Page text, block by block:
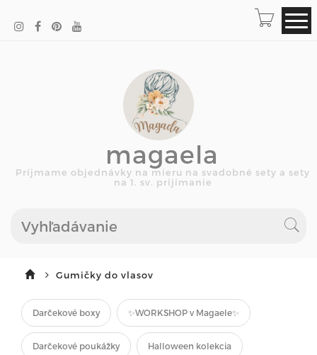
magaela
Príjmame objednávky na mieru na svadobné sety a sety
na 1. sv. prijímanie
Gumičky do vlasov
Darčekové boxy ✨WORKSHOP v Magaele✨
Darčekové poukážky Halloween kolekcia